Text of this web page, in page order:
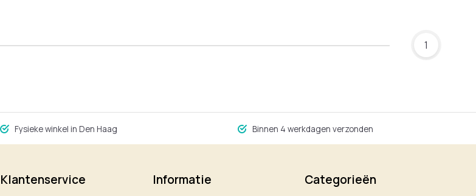
1
Fysieke winkel in Den Haag Binnen 4 werkdagen verzonden
Klantenservice Informatie Categorieën